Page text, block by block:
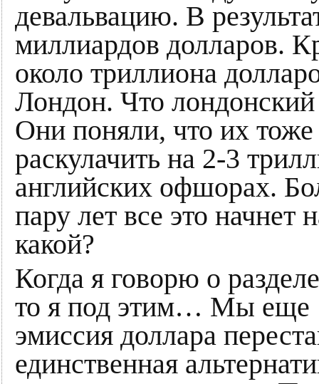
девальвацию. В
миллиардов долларов.
около триллиона
Лондон. Что
Они поняли, что их тоже
раскулачить на 2-3
английских офшорах.
пару лет все это начнет
какой?
Когда я говорю о
то я под этим… Мы еще
эмиссия доллара
единственная